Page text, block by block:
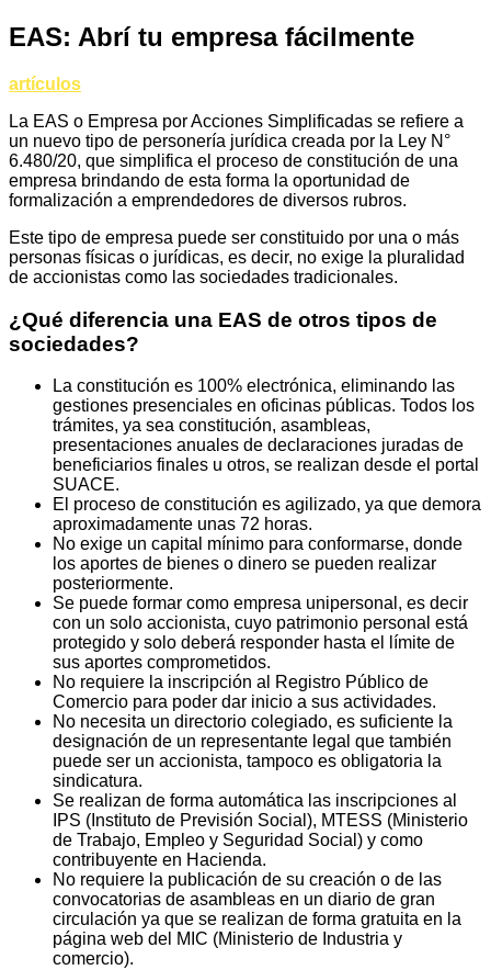
EAS: Abrí tu empresa fácilmente
artículos
La EAS o Empresa por Acciones Simplificadas se refiere a
un nuevo tipo de personería jurídica creada por la Ley N°
6.480/20, que simplifica el proceso de constitución de una
empresa brindando de esta forma la oportunidad de
formalización a emprendedores de diversos rubros.
Este tipo de empresa puede ser constituido por una o más
personas físicas o jurídicas, es decir, no exige la pluralidad
de accionistas como las sociedades tradicionales.
¿Qué diferencia una EAS de otros tipos de
sociedades?
La constitución es 100% electrónica, eliminando las
gestiones presenciales en oficinas públicas. Todos los
trámites, ya sea constitución, asambleas,
presentaciones anuales de declaraciones juradas de
beneficiarios finales u otros, se realizan desde el portal
SUACE.
El proceso de constitución es agilizado, ya que demora
aproximadamente unas 72 horas.
No exige un capital mínimo para conformarse, donde
los aportes de bienes o dinero se pueden realizar
posteriormente.
Se puede formar como empresa unipersonal, es decir
con un solo accionista, cuyo patrimonio personal está
protegido y solo deberá responder hasta el límite de
sus aportes comprometidos.
No requiere la inscripción al Registro Público de
Comercio para poder dar inicio a sus actividades.
No necesita un directorio colegiado, es suficiente la
designación de un representante legal que también
puede ser un accionista, tampoco es obligatoria la
sindicatura.
Se realizan de forma automática las inscripciones al
IPS (Instituto de Previsión Social), MTESS (Ministerio
de Trabajo, Empleo y Seguridad Social) y como
contribuyente en Hacienda.
No requiere la publicación de su creación o de las
convocatorias de asambleas en un diario de gran
circulación ya que se realizan de forma gratuita en la
página web del MIC (Ministerio de Industria y
comercio).